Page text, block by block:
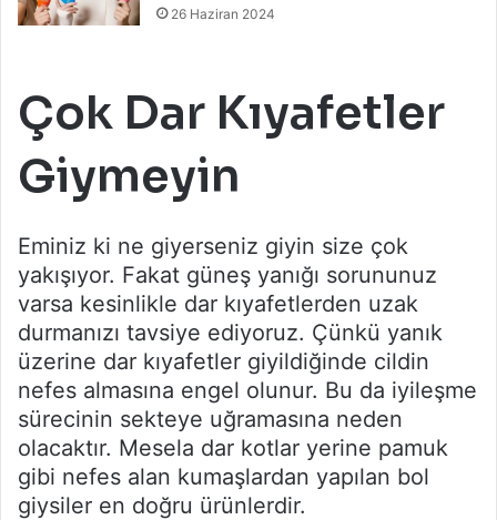
26 Haziran 2024
Çok Dar Kıyafetler
Giymeyin
Eminiz ki ne giyerseniz giyin size çok
yakışıyor. Fakat güneş yanığı sorununuz
varsa kesinlikle dar kıyafetlerden uzak
durmanızı tavsiye ediyoruz. Çünkü yanık
üzerine dar kıyafetler giyildiğinde cildin
nefes almasına engel olunur. Bu da iyileşme
sürecinin sekteye uğramasına neden
olacaktır. Mesela dar kotlar yerine pamuk
gibi nefes alan kumaşlardan yapılan bol
giysiler en doğru ürünlerdir.